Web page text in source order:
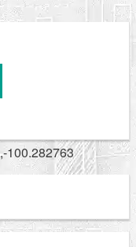
100.282763